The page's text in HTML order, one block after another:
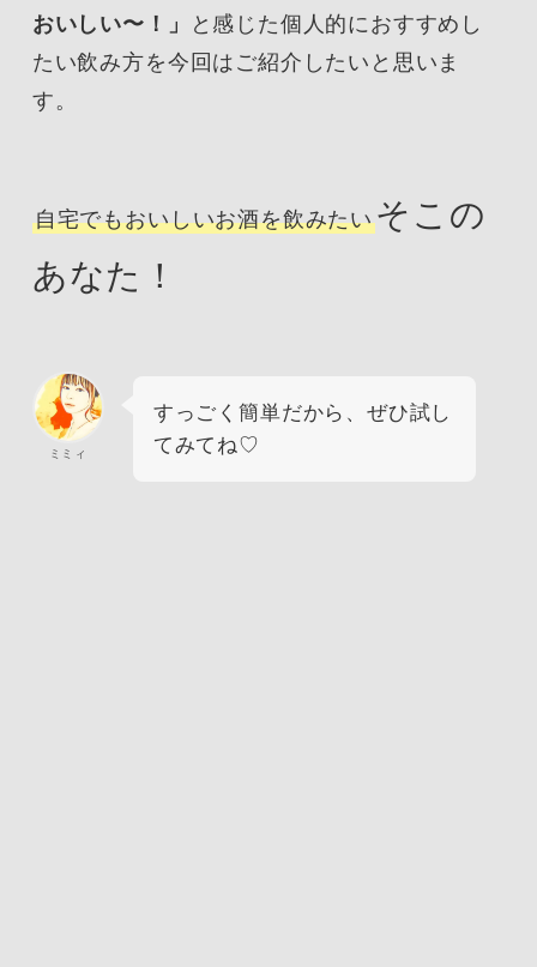
おいしい〜！」
と感じた個人的におすすめし
たい飲み方を今回はご紹介したいと思いま
す。
自宅でもおいしいお酒を飲みたいそこの
あなた！
ミミィ
すっごく簡単だから、ぜひ試し
てみてね♡